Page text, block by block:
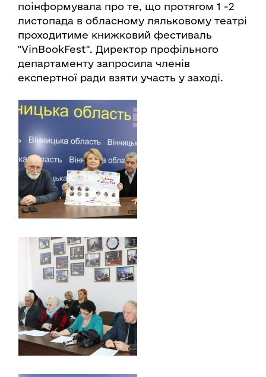
поінформувала про те, що протягом 1 -2
листопада в обласному ляльковому театрі
проходитиме книжковий фестиваль
"VinBookFest". Директор профільного
департаменту запросила членів
експертної ради взяти участь у заході.